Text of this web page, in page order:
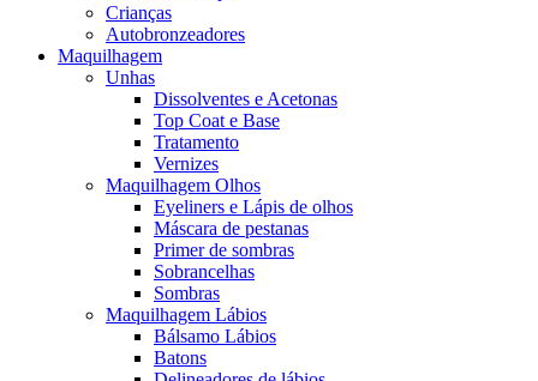
Crianças
Autobronzeadores
Maquilhagem
Unhas
Dissolventes e Acetonas
Top Coat e Base
Tratamento
Vernizes
Maquilhagem Olhos
Eyeliners e Lápis de olhos
Máscara de pestanas
Primer de sombras
Sobrancelhas
Sombras
Maquilhagem Lábios
Bálsamo Lábios
Batons